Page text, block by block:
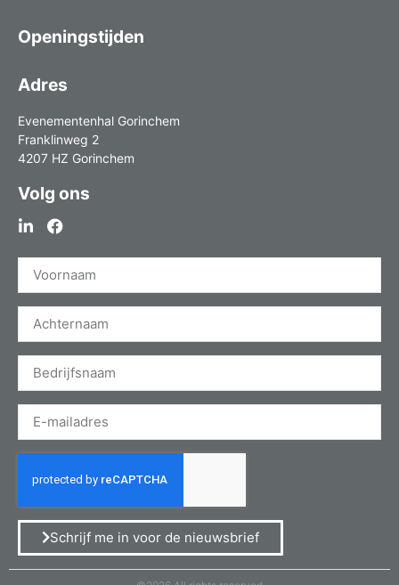
Openingstijden
Adres
Evenementenhal Gorinchem
Franklinweg 2
4207 HZ Gorinchem
Volg ons
Schrijf me in voor de nieuwsbrief